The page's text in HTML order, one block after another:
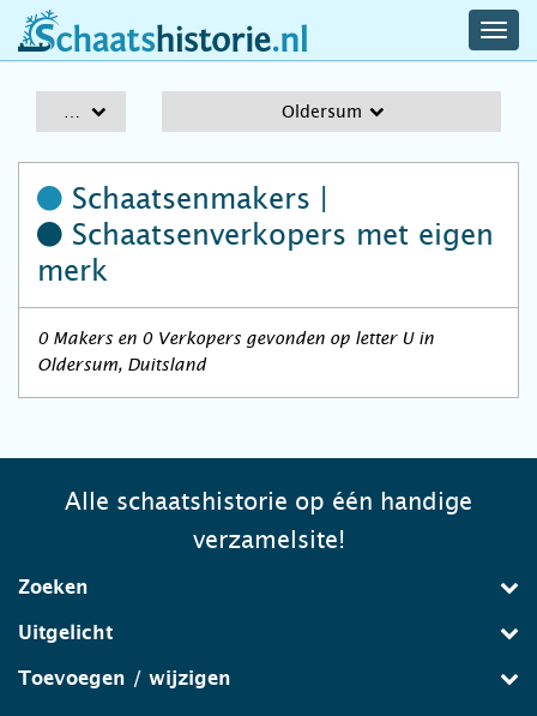
schaatshistorie.nl
Oldersum
Schaatsenmakers |
Schaatsenverkopers met eigen
merk
0 Makers en 0 Verkopers gevonden op letter U in
Oldersum, Duitsland
Alle schaatshistorie op één handige
verzamelsite!
Zoeken
Uitgelicht
Toevoegen / wijzigen